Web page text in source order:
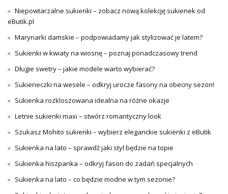
Niepowtarzalne sukienki – zobacz nową kolekcję sukienek od
eButik.pl
Marynarki damskie – podpowiadamy jak stylizować je latem?
Sukienki w kwiaty na wiosnę – poznaj ponadczasowy trend
Długie swetry – jakie modele warto wybierać?
Sukieneczki na wesele – odkryj urocze fasony na obecny sezon!
Sukienka rozkloszowana idealna na różne okazje
Letnie sukienki maxi – stwórz romantyczny look
Szukasz Mohito sukienki – wybierz eleganckie sukienki z eButik
Sukienka na lato – sprawdź jaki styl będzie na topie
Sukienka hiszpanka – odkryj fason do zadań specjalnych
Sukienka na lato – co będzie modne w tym sezonie?